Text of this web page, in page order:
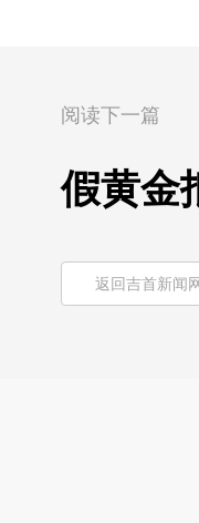
阅读下一篇
假黄金
返回吉首新闻